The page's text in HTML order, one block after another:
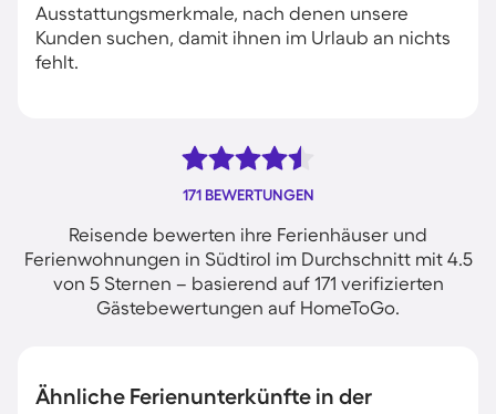
Ausstattungsmerkmale, nach denen unsere
Kunden suchen, damit ihnen im Urlaub an nichts
fehlt.
171 BEWERTUNGEN
Reisende bewerten ihre Ferienhäuser und
Ferienwohnungen in Südtirol im Durchschnitt mit 4.5
von 5 Sternen – basierend auf 171 verifizierten
Gästebewertungen auf HomeToGo.
Ähnliche Ferienunterkünfte in der